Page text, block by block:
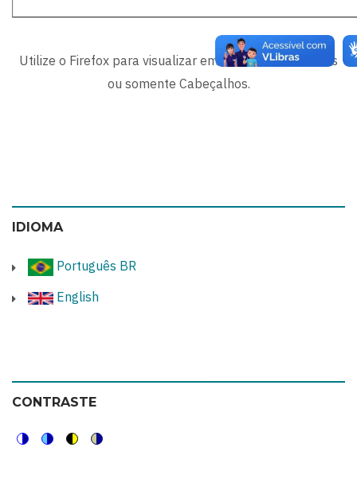
Utilize o Firefox para visualizar em JSON, Dados brutos
ou somente Cabeçalhos.
IDIOMA
Português BR
English
CONTRASTE